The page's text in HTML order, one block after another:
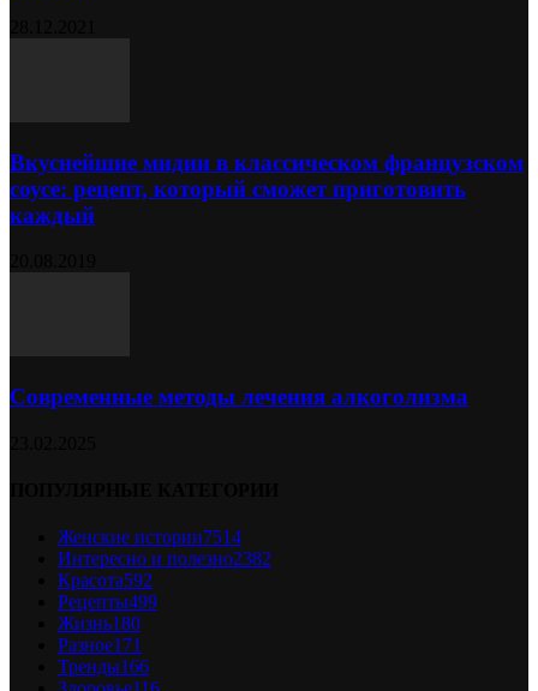
Вкуснейшие мидии в классическом французском
соусе: рецепт, который сможет приготовить
каждый
Современные методы лечения алкоголизма
Женские истории7514
Интересно и полезно2382
Красота592
Рецепты499
Жизнь180
Разное171
Тренды166